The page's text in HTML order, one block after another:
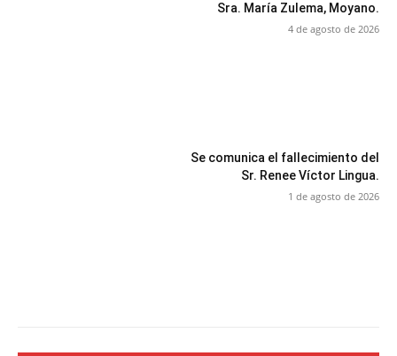
Sra. María Zulema, Moyano.
4 de agosto de 2026
Se comunica el fallecimiento del
Sr. Renee Víctor Lingua.
1 de agosto de 2026